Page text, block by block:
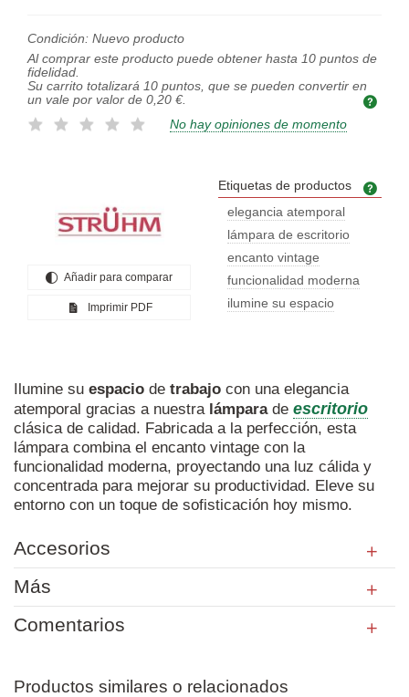
Condición: Nuevo producto
Al comprar este producto puede obtener hasta 10 puntos de
fidelidad.
Su carrito totalizará 10 puntos, que se pueden convertir en
un vale por valor de 0,20 €.
No hay opiniones de momento
Añadir para comparar
Imprimir PDF
Etiquetas de productos
elegancia atemporal
lámpara de escritorio
encanto vintage
funcionalidad moderna
ilumine su espacio
Ilumine su espacio de trabajo con una elegancia
atemporal gracias a nuestra lámparade escritorio
clásica de calidad. Fabricada a la perfección, esta
lámpara combina el encanto vintage con la
funcionalidad moderna, proyectando una luz cálida y
concentrada para mejorar su productividad. Eleve su
entorno con un toque de sofisticación hoy mismo.
Accesorios
Más
Comentarios
Productos similares o relacionados